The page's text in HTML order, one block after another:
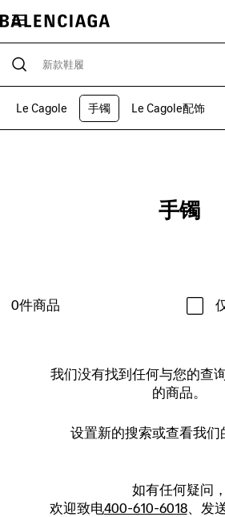
Le Cagole 手镯 Le Cagole配饰
手镯
0件商品
我们没有找到任何与您的查
的商品。
设置新的搜索或查看我们
如有任何疑问，
欢迎致电400-610-6018、发